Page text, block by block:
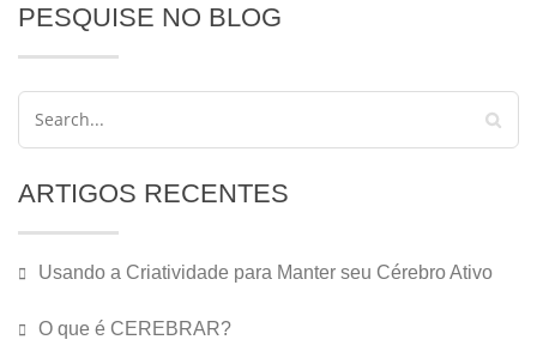
PESQUISE NO BLOG
ARTIGOS RECENTES
Usando a Criatividade para Manter seu Cérebro Ativo
O que é CEREBRAR?